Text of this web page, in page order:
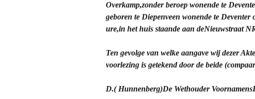
Overkamp,zonder beroep wonende te
geboren te Diepenveen wonende te
ure,in het huis staande aan deNieuwstraat
Ten gevolge van welke aangave wij dezer
voorlezing is getekend door de beide
D.( Hunnenberg)De Wethouder Voornamens